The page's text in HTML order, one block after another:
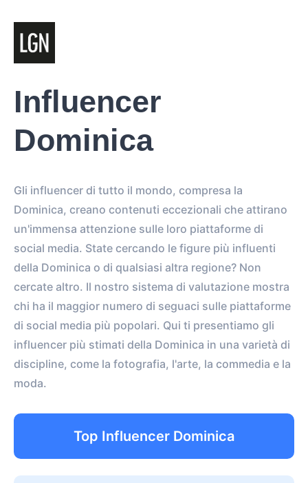
Influencer
Dominica
Gli influencer di tutto il mondo, compresa la
Dominica, creano contenuti eccezionali che attirano
un'immensa attenzione sulle loro piattaforme di
social media. State cercando le figure più influenti
della Dominica o di qualsiasi altra regione? Non
cercate altro. Il nostro sistema di valutazione mostra
chi ha il maggior numero di seguaci sulle piattaforme
di social media più popolari. Qui ti presentiamo gli
influencer più stimati della Dominica in una varietà di
discipline, come la fotografia, l'arte, la commedia e la
moda.
Top Influencer Dominica